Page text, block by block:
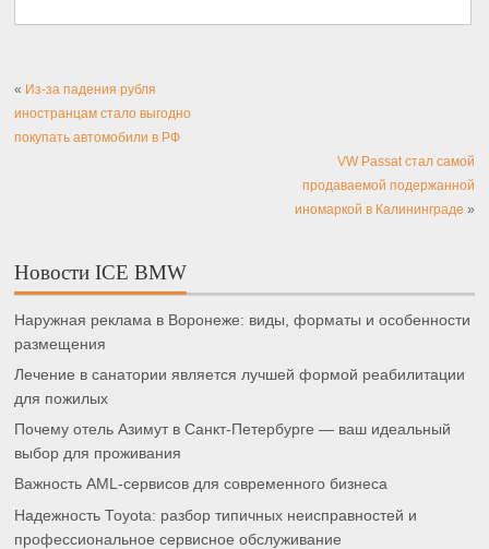
« Из-за падения рубля
иностранцам стало выгодно
покупать автомобили в РФ
VW Passat стал самой
продаваемой подержанной
иномаркой в Калининграде »
Новости ICE BMW
Наружная реклама в Воронеже: виды, форматы и особенности
размещения
Лечение в санатории является лучшей формой реабилитации
для пожилых
Почему отель Азимут в Санкт-Петербурге — ваш идеальный
выбор для проживания
Важность AML-сервисов для современного бизнеса
Надежность Toyota: разбор типичных неисправностей и
профессиональное сервисное обслуживание